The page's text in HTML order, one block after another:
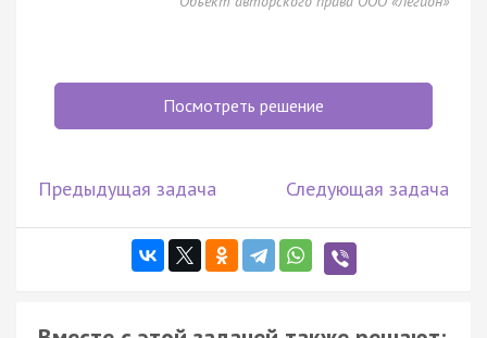
Посмотреть решение
Предыдущая задача Следующая задача